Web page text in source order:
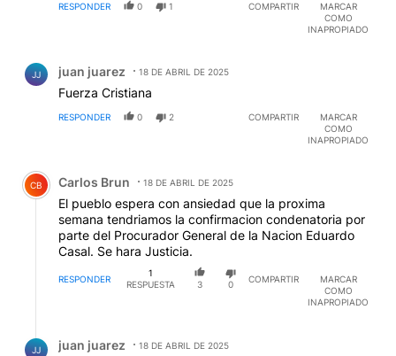
RESPONDER 0 1 COMPARTIR
MARCAR
COMO
INAPROPIADO
JJ juan juarez 18 DE ABRIL DE 2025
Fuerza Cristiana
RESPONDER 0 2 COMPARTIR
MARCAR
COMO
INAPROPIADO
Comentario de Carlos Brun.
CB Carlos Brun 18 DE ABRIL DE 2025
El pueblo espera con ansiedad que la proxima
semana tendriamos la confirmacion condenatoria por
parte del Procurador General de la Nacion Eduardo
Casal. Se hara Justicia.
RESPONDER
1
RESPUESTA
3 0
COMPARTIR
MARCAR
COMO
INAPROPIADO
JJ juan juarez
18 DE ABRIL DE 2025